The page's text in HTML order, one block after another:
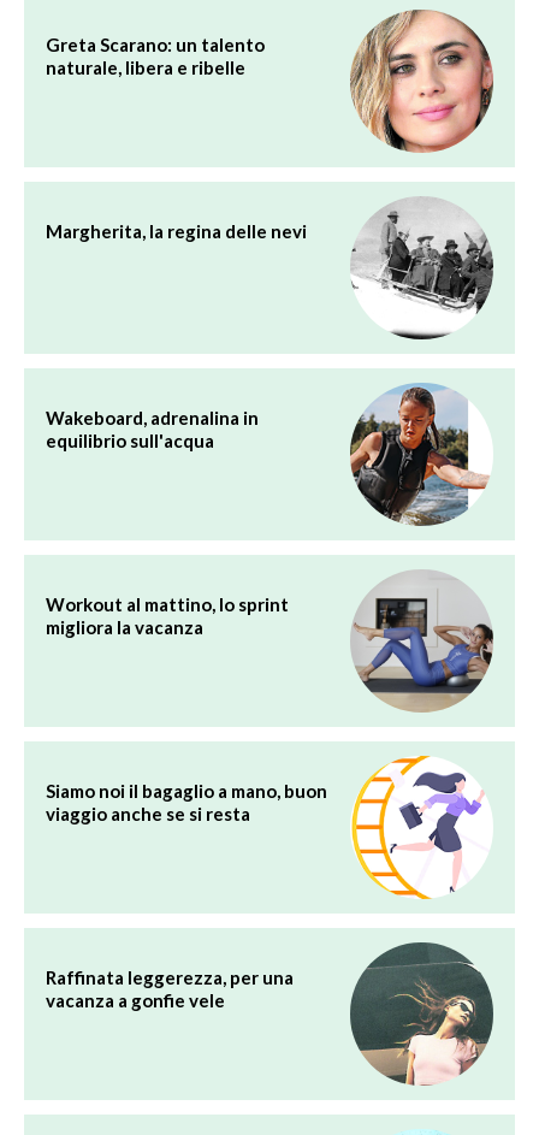
Greta Scarano: un talento
naturale, libera e ribelle
Margherita, la regina delle nevi
Wakeboard, adrenalina in
equilibrio sull'acqua
Workout al mattino, lo sprint
migliora la vacanza
Siamo noi il bagaglio a mano, buon
viaggio anche se si resta
Raffinata leggerezza, per una
vacanza a gonfie vele